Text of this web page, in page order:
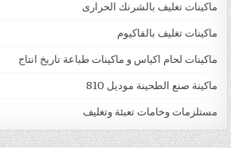
ماكينات تغليف بالشرنك الحرارى
ماكينات تغليف بالفاكيوم
ماكينات لحام اكياس و ماكينات طباعة تاريخ انتاج
ماكينة صنع الطحينة موديل 810
مستلزمات وخامات تعبئة وتغليف